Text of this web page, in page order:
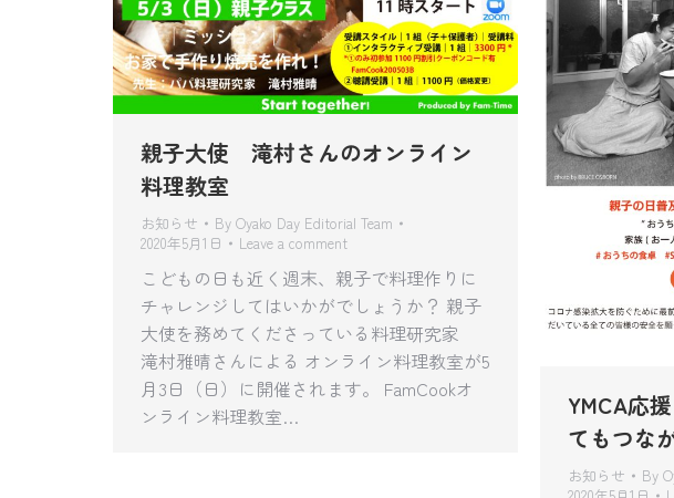
親子大使 滝村さんのオンライン
料理教室
お知らせ By Oyako Day Editorial Team
2020年5月1日
Leave a comment
こどもの日も近く週末、親子で料理作りに
チャレンジしてはいかがでしょうか？ 親子
大使を務めてくださっている料理研究家
滝村雅晴さんによる オンライン料理教室が5
月3日（日）に開催されます。 FamCookオ
ンライン料理教室…
YMCA応
てもつな
お知らせ By